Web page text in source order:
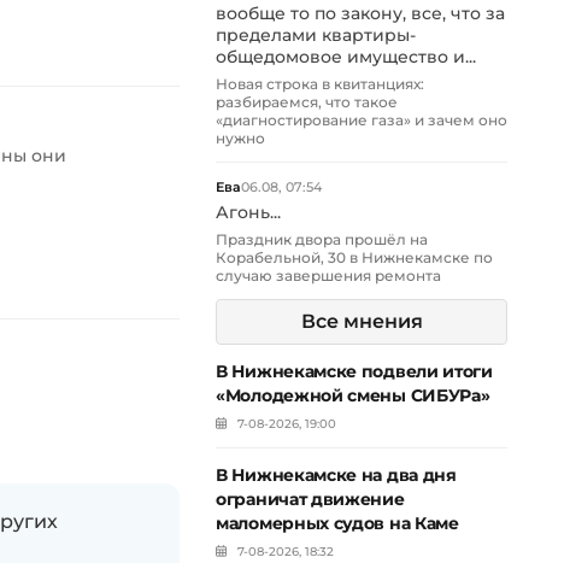
они
вообще то по закону, все, что за
пределами квартиры-
общедомовое имущество и...
Новая строка в квитанциях:
разбираемся, что такое
«диагностирование газа» и зачем оно
нужно
Ева06.08, 07:54
Агонь...
Праздник двора прошёл на
Корабельной, 30 в Нижнекамске по
случаю завершения ремонта
Все мнения
В Нижнекамске подвели итоги
«Молодежной смены СИБУРа»
7-08-2026, 19:00
В Нижнекамске на два дня
ограничат движение
маломерных судов на Каме
7-08-2026, 18:32